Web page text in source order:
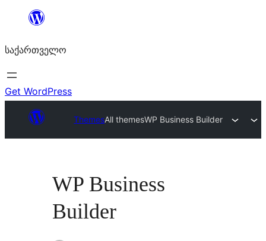
შიგთავსზე
საქართველო
Get WordPress
ThemesAll themesWP Business Builder
WP Business
Builder